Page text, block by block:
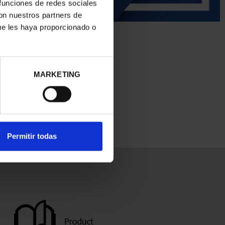
de redes sociales
nuestros partners de
les haya proporcionado o
MARKETING
Permitir todas